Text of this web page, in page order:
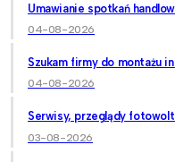
Umawianie spotkań
04-08-2026
Szukam firmy do montażu
04-08-2026
Serwisy, przeglądy
03-08-2026